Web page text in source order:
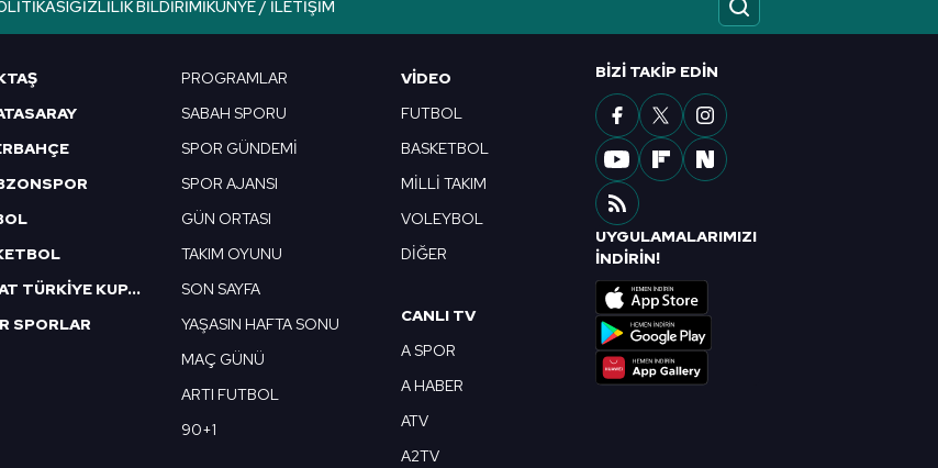
Kanunu uyarınca hazırlanmış Aydınlatma Metnimizi okumak ve sitemizde ilgili
GIZLILIK BILDIRIMIKÜNYE / İLETIŞIM
ZİRAAT TÜRKİYE KUPASI
SPORLAR
PROGRAMLAR
SABAH SPORU
SPOR GÜNDEMİ
SPOR AJANSI
GÜN ORTASI
TAKIM OYUNU
SON SAYFA
YAŞASIN HAFTA SONU
MAÇ GÜNÜ
ARTI FUTBOL
90+1
VIDEO
FUTBOL
BASKETBOL
MİLLİ TAKIM
VOLEYBOL
DİĞER
CANLI TV
A SPOR
A HABER
ATV
A2TV
BIZI TAKIP EDIN
UYGULAMALARIMIZI
İNDİRİN!